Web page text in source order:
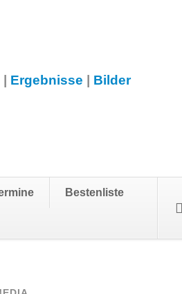
| Ergebnisse | Bilder
Bestenliste